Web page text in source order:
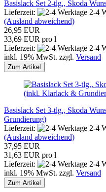
Basislack Set 2-tlg., Skoda
Lieferzeit:
2-4
(Ausland abweichend)
26,95 EUR
33,69 EUR pro l
Lieferzeit:
2-4
inkl. 19% MwSt. zzgl. Versand
Zum Artikel
Basislack Set 3-tlg., Skoda
Grundierung)
Lieferzeit:
2-4
(Ausland abweichend)
37,95 EUR
31,63 EUR pro l
Lieferzeit:
2-4
inkl. 19% MwSt. zzgl. Versand
Zum Artikel